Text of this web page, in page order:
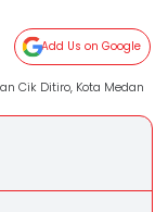
Add Us on Google
Cik Ditiro, Kota Medan